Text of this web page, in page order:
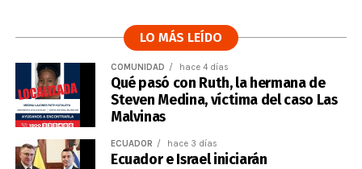
LO MÁS LEÍDO
COMUNIDAD hace 4 días
Qué pasó con Ruth, la hermana de
Steven Medina, víctima del caso Las
Malvinas
ECUADOR hace 3 días
Ecuador e Israel iniciarán